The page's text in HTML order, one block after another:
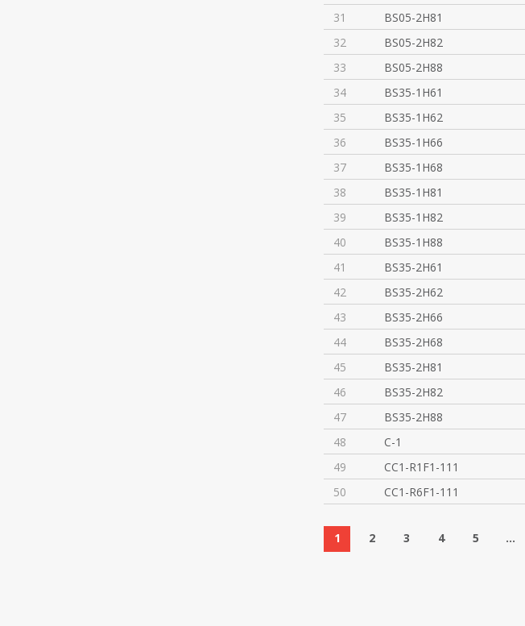
31 BS05-2H81
32 BS05-2H82
33 BS05-2H88
34 BS35-1H61
35 BS35-1H62
36 BS35-1H66
37 BS35-1H68
38 BS35-1H81
39 BS35-1H82
40 BS35-1H88
41 BS35-2H61
42 BS35-2H62
43 BS35-2H66
44 BS35-2H68
45 BS35-2H81
46 BS35-2H82
47 BS35-2H88
48 C-1
49 CC1-R1F1-111
50 CC1-R6F1-111
1 2 3 4 5 ...